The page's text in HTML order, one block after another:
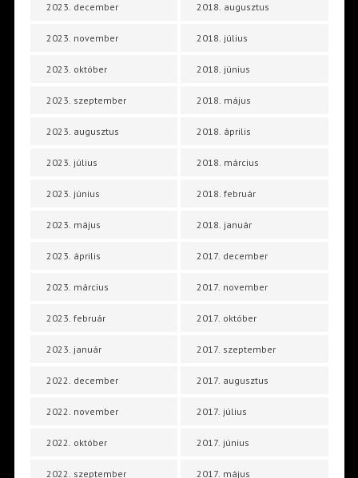
2023. december
2023. november
2023. október
2023. szeptember
2023. augusztus
2023. július
2023. június
2023. május
2023. április
2023. március
2023. február
2023. január
2022. december
2022. november
2022. október
2022. szeptember
2018. augusztus
2018. július
2018. június
2018. május
2018. április
2018. március
2018. február
2018. január
2017. december
2017. november
2017. október
2017. szeptember
2017. augusztus
2017. július
2017. június
2017. május